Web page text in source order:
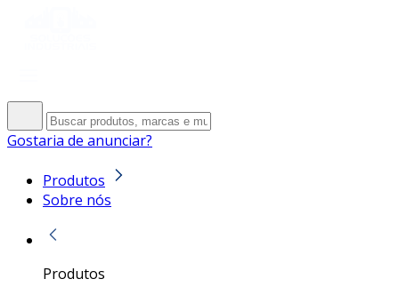
Gostaria de anunciar?
Produtos
Sobre nós
Produtos